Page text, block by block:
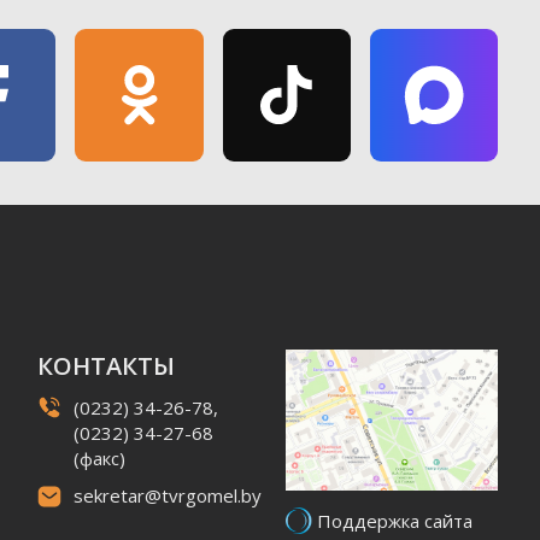
КОНТАКТЫ
(0232) 34-26-78,
(0232) 34-27-68
(факс)
sekretar@tvrgomel.by
Поддержка сайта